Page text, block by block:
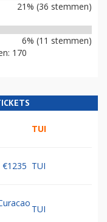
21% (36 stemmen)
6% (11 stemmen)
170
TUI
TUI
TUI